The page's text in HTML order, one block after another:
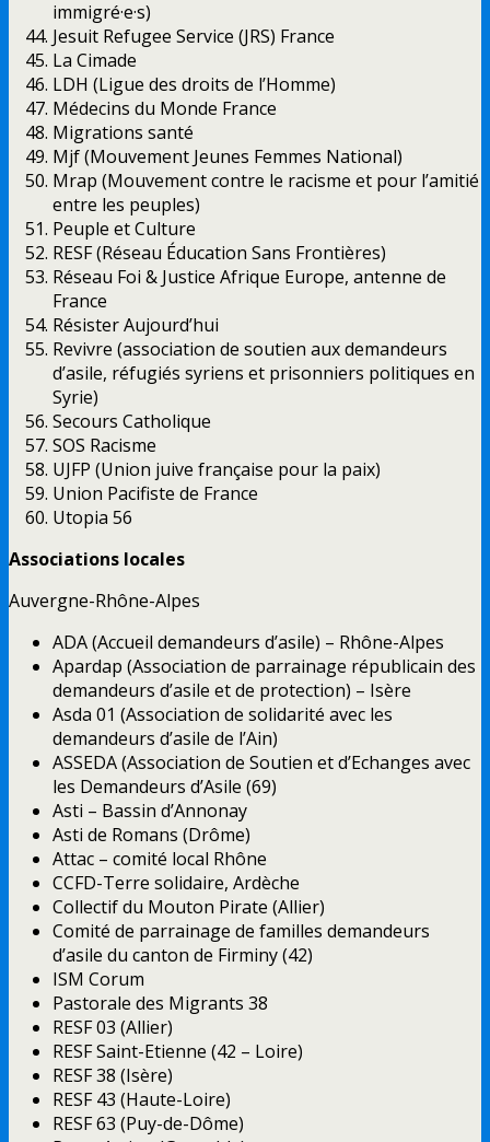
immigré·e·s)
Jesuit Refugee Service (JRS) France
La Cimade
LDH (Ligue des droits de l’Homme)
Médecins du Monde France
Migrations santé
Mjf (Mouvement Jeunes Femmes National)
Mrap (Mouvement contre le racisme et pour l’amitié
entre les peuples)
Peuple et Culture
RESF (Réseau Éducation Sans Frontières)
Réseau Foi & Justice Afrique Europe, antenne de
France
Résister Aujourd’hui
Revivre (association de soutien aux demandeurs
d’asile, réfugiés syriens et prisonniers politiques en
Syrie)
Secours Catholique
SOS Racisme
UJFP (Union juive française pour la paix)
Union Pacifiste de France
Utopia 56
Associations locales
Auvergne-Rhône-Alpes
ADA (Accueil demandeurs d’asile) – Rhône-Alpes
Apardap (Association de parrainage républicain des
demandeurs d’asile et de protection) – Isère
Asda 01 (Association de solidarité avec les
demandeurs d’asile de l’Ain)
ASSEDA (Association de Soutien et d’Echanges avec
les Demandeurs d’Asile (69)
Asti – Bassin d’Annonay
Asti de Romans (Drôme)
Attac – comité local Rhône
CCFD-Terre solidaire, Ardèche
Collectif du Mouton Pirate (Allier)
Comité de parrainage de familles demandeurs
d’asile du canton de Firminy (42)
ISM Corum
Pastorale des Migrants 38
RESF 03 (Allier)
RESF Saint-Etienne (42 – Loire)
RESF 38 (Isère)
RESF 43 (Haute-Loire)
RESF 63 (Puy-de-Dôme)